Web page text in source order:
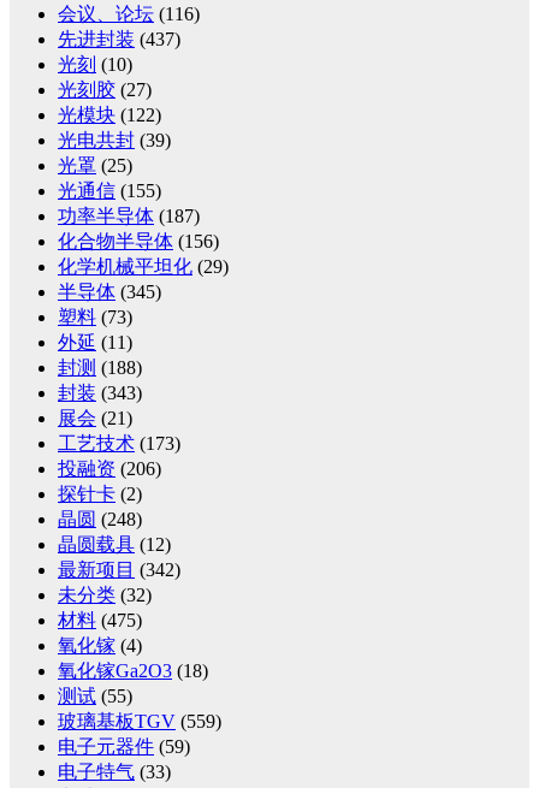
会议、论坛 (116)
先进封装 (437)
光刻 (10)
光刻胶 (27)
光模块 (122)
光电共封 (39)
光罩 (25)
光通信 (155)
功率半导体 (187)
化合物半导体 (156)
化学机械平坦化 (29)
半导体 (345)
塑料 (73)
外延 (11)
封测 (188)
封装 (343)
展会 (21)
工艺技术 (173)
投融资 (206)
探针卡 (2)
晶圆 (248)
晶圆载具 (12)
最新项目 (342)
未分类 (32)
材料 (475)
氧化镓 (4)
氧化镓Ga2O3 (18)
测试 (55)
玻璃基板TGV (559)
电子元器件 (59)
电子特气 (33)